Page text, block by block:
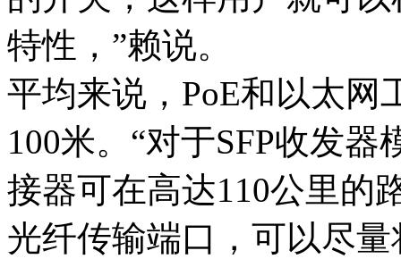
特性，”赖说。
平均来说，PoE和以太网
100米。“对于SFP收发器
接器可在高达110公里的
光纤传输端口，可以尽